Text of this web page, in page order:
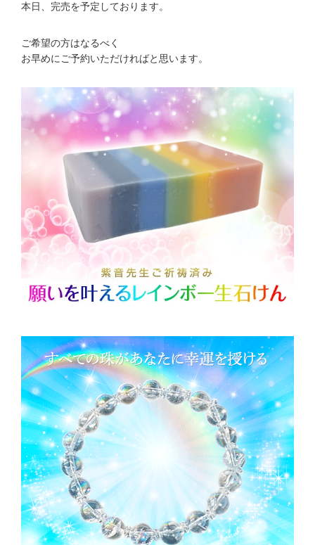
本日、完売を予定しております。
ご希望の方はなるべく
お早めにご予約いただければと思います。